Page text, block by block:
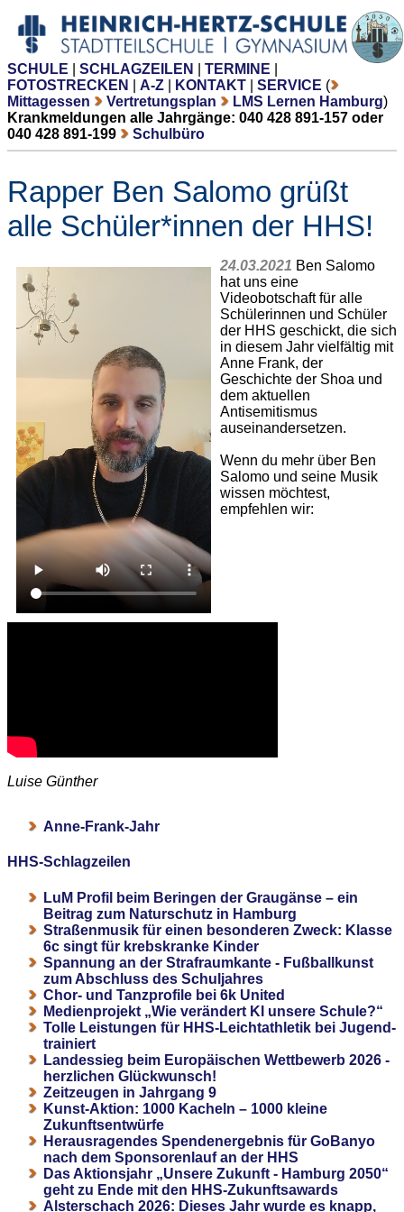
SCHULE SCHLAGZEILEN TERMINE
FOTOSTRECKEN
A-Z KONTAKT SERVICE (
Mittagessen
Vertretungsplan LMS Lernen Hamburg)
Krankmeldungen alle Jahrgänge: 040 428 891-157 oder
040 428 891-199
Schulbüro
Rapper Ben Salomo grüßt
alle Schüler*innen der HHS!
24.03.2021 Ben Salomo
hat uns eine
Videobotschaft für alle
Schülerinnen und Schüler
der HHS geschickt, die sich
in diesem Jahr vielfältig mit
Anne Frank, der
Geschichte der Shoa und
dem aktuellen
Antisemitismus
auseinandersetzen.
Wenn du mehr über Ben
Salomo und seine Musik
wissen möchtest,
empfehlen wir:
Luise Günther
Anne-Frank-Jahr
HHS-Schlagzeilen
LuM Profil beim Beringen der Graugänse – ein
Beitrag zum Naturschutz in Hamburg
Straßenmusik für einen besonderen Zweck: Klasse
6c singt für krebskranke Kinder
Spannung an der Strafraumkante - Fußballkunst
zum Abschluss des Schuljahres
Chor- und Tanzprofile bei 6k United
Medienprojekt „Wie verändert KI unsere Schule?“
Tolle Leistungen für HHS-Leichtathletik bei Jugend-
trainiert
Landessieg beim Europäischen Wettbewerb 2026 -
herzlichen Glückwunsch!
Zeitzeugen in Jahrgang 9
Kunst-Aktion: 1000 Kacheln – 1000 kleine
Zukunftsentwürfe
Herausragendes Spendenergebnis für GoBanyo
nach dem Sponsorenlauf an der HHS
Das Aktionsjahr „Unsere Zukunft - Hamburg 2050“
geht zu Ende mit den HHS-Zukunftsawards
Alsterschach 2026: Dieses Jahr wurde es knapp,